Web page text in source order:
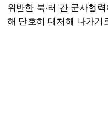
위반한 북·러 간 군사협
해 단호히 대처해 나가기